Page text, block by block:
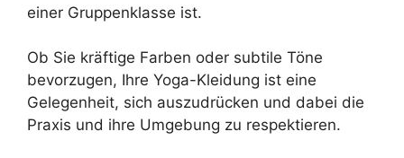
einer Gruppenklasse ist.
Ob Sie kräftige Farben oder subtile Töne
bevorzugen, Ihre Yoga-Kleidung ist eine
Gelegenheit, sich auszudrücken und dabei die
Praxis und ihre Umgebung zu respektieren.